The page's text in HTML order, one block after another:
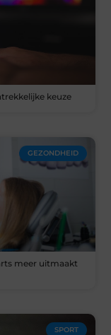
keuze
GEZONDHEID
meer uitmaakt
SPORT